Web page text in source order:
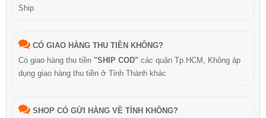
Ship
CÓ GIAO HÀNG THU TIỀN KHÔNG?
Có giao hàng thu tiền "SHIP COD" các quận Tp.HCM, Không áp
dụng giao hàng thu tiền ở Tỉnh Thành khác
SHOP CÓ GỬI HÀNG VỀ TỈNH KHÔNG?